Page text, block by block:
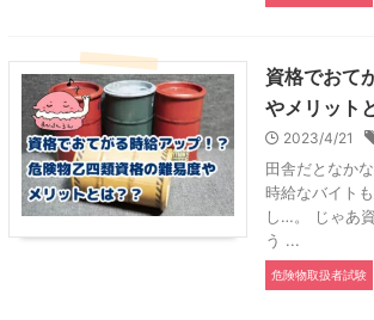
資格でおて
やメリット
2023/4/21
田舎だとなか
時給なバイト
し…。 じゃあ
う ...
危険物取扱者試験